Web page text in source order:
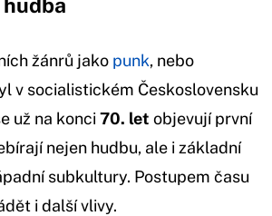
žánrů jako punk, nebo
v socialistickém Československu
už na konci 70. let objevují první
nejen hudbu, ale i základní
subkultury. Postupem času
i další vlivy.